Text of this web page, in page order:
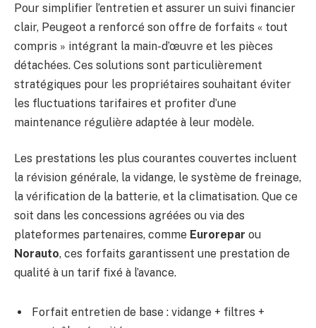
Pour simplifier l’entretien et assurer un suivi financier
clair, Peugeot a renforcé son offre de forfaits « tout
compris » intégrant la main-d’œuvre et les pièces
détachées. Ces solutions sont particulièrement
stratégiques pour les propriétaires souhaitant éviter
les fluctuations tarifaires et profiter d’une
maintenance régulière adaptée à leur modèle.
Les prestations les plus courantes couvertes incluent
la révision générale, la vidange, le système de freinage,
la vérification de la batterie, et la climatisation. Que ce
soit dans les concessions agréées ou via des
plateformes partenaires, comme Eurorepar ou
Norauto, ces forfaits garantissent une prestation de
qualité à un tarif fixé à l’avance.
Forfait entretien de base : vidange + filtres +